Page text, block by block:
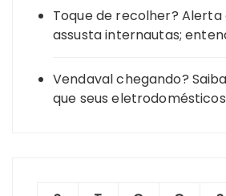
Toque de recolher? Alerta
assusta internautas;
Vendaval chegando?
que seus